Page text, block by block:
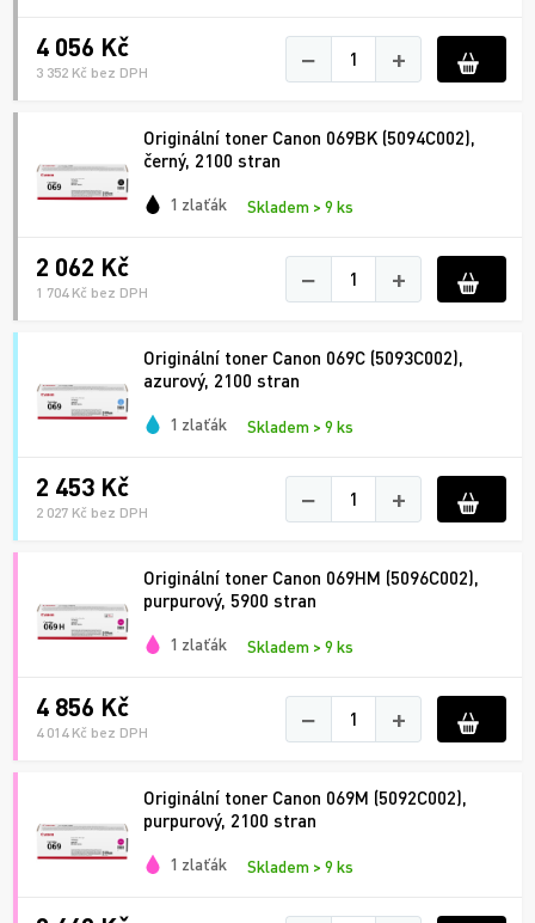
4 056 Kč
3 352 Kč bez DPH − +
Originální toner Canon 069BK (5094C002),
černý, 2100 stran
1 zlaťák Skladem > 9 ks
2 062 Kč
1 704 Kč bez DPH − +
Originální toner Canon 069C (5093C002),
azurový, 2100 stran
1 zlaťák Skladem > 9 ks
2 453 Kč
2 027 Kč bez DPH − +
Originální toner Canon 069HM (5096C002),
purpurový, 5900 stran
1 zlaťák Skladem > 9 ks
4 856 Kč
4 014 Kč bez DPH − +
Originální toner Canon 069M (5092C002),
purpurový, 2100 stran
1 zlaťák Skladem > 9 ks